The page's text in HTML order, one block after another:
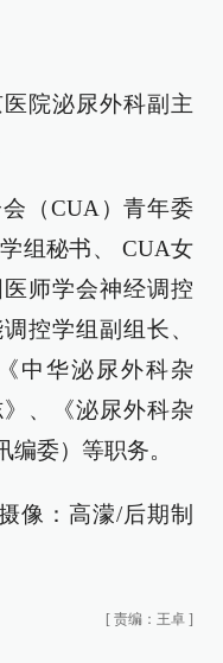
医院泌尿外科副主
（CUA）青年委
组秘书、 CUA女
师学会神经调控
控学组副组长、
中华泌尿外科杂
、《泌尿外科杂
委）等职务。
像：高濛/后期制
[ 责编：王卓 ]